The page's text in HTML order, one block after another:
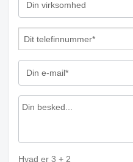
Hvad er 3 + 2